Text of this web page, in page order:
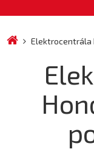
Elektrocentrála